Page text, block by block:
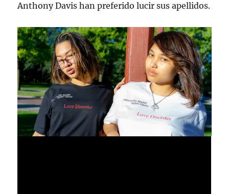
Anthony Davis han preferido lucir sus apellidos.